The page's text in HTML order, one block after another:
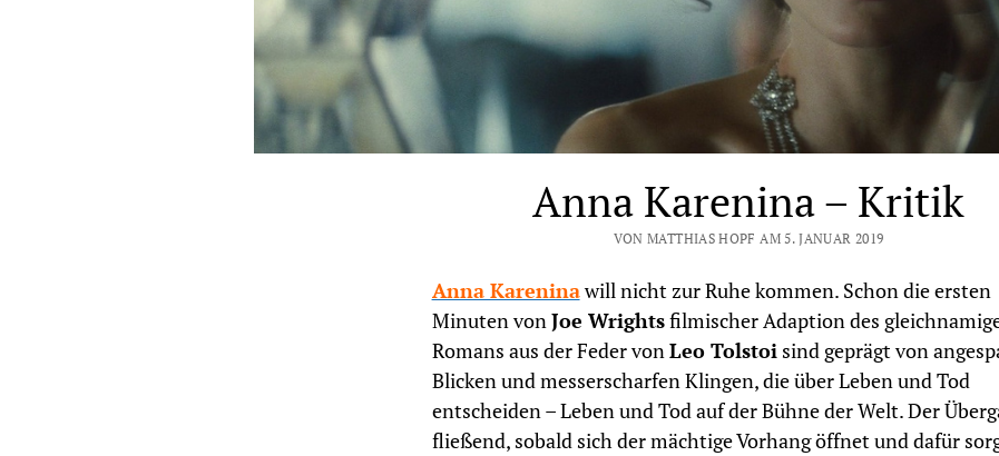
Anna Karenina – Kritik
VON MATTHIAS HOPF AM 5. JANUAR 2019
Anna Kareninawill nicht zur Ruhe kommen. Schon die ersten
Minuten vonJoe Wrightsfilmischer Adaption des
Romans aus der Feder vonLeo Tolstoisind geprägt von
Blicken und messerscharfen Klingen, die über Leben und Tod
entscheiden – Leben und Tod auf der Bühne der Welt. Der
fließend, sobald sich der mächtige Vorhang öffnet und dafür